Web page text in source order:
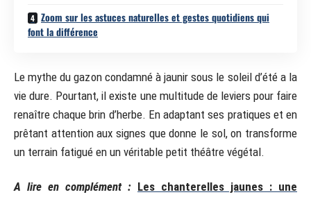
Zoom sur les astuces naturelles et gestes quotidiens qui
font la différence
Le mythe du gazon condamné à jaunir sous le soleil d’été a la
vie dure. Pourtant, il existe une multitude de leviers pour faire
renaître chaque brin d’herbe. En adaptant ses pratiques et en
prêtant attention aux signes que donne le sol, on transforme
un terrain fatigué en un véritable petit théâtre végétal.
A lire en complément : Les chanterelles jaunes : une